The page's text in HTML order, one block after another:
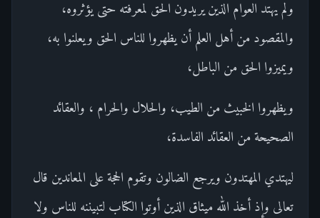
ولم يهتد العوام الذين يريدون الحق لمعرفته حتى يؤثروه،
والمقصود من أهل العلم أن يظهروا للناس الحق ويعلنوا به،
ويميزوا الحق من الباطل،
ويظهروا الخبيث من الطيب، والحلال والحرام ، والعقائد
الصحيحة من العقائد الفاسدة،
ليهتدي المهتدون ويرجع الضالون وتقوم الحجة على المعاندين قال
تعالى وإذ أخذ الله ميثاق الذين أوتوا الكتاب لتبيننه للناس ولا